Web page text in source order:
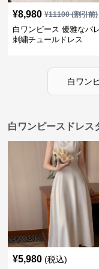
¥8,980 ¥11100(割引前)
白ワンピース 優雅なバ
刺繍チュールドレス
白ワン
白ワンピースドレス
¥5,980 (税込)